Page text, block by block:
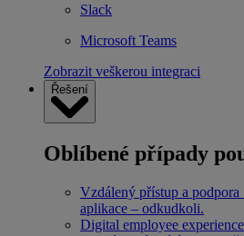
Slack
Microsoft Teams
Zobrazit veškerou integraci
Řešení
Oblíbené případy
Vzdálený přístup a podpora
aplikace – odkudkoli.
Digital employee